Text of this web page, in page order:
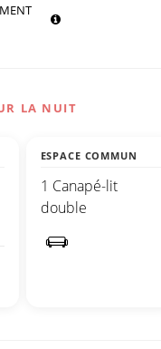
LA NUIT
ESPACE COMMUN
1 Canapé-lit
double